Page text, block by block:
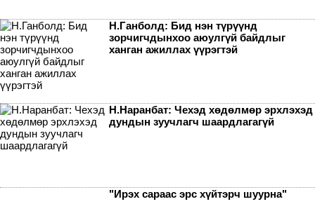
Н.Ганболд: Бид нэн түрүүнд
зорчигчдынхоо аюулгүй байдлыг
ханган ажиллах үүрэгтэй
Н.Наранбат: Чехэд хөдөлмөр эрхлэхэд
дундын зуучлагч шаардлагагүй
"Ирэх сараас эрс хүйтэрч шуурна"